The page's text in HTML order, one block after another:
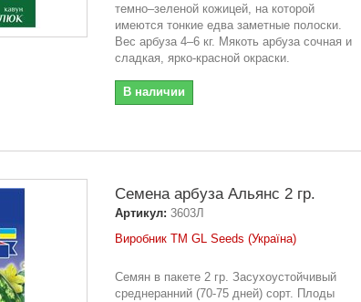
темно–зеленой кожицей, на которой
имеются тонкие едва заметные полоски.
Вес арбуза 4–6 кг. Мякоть арбуза сочная и
сладкая, ярко-красной окраски.
В наличии
Семена арбуза Альянс 2 гр.
Артикул: 3603Л
Виробник ТМ GL Seeds (Україна)
Семян в пакете 2 гр. Засухоустойчивый
среднеранний (70-75 дней) сорт. Плоды